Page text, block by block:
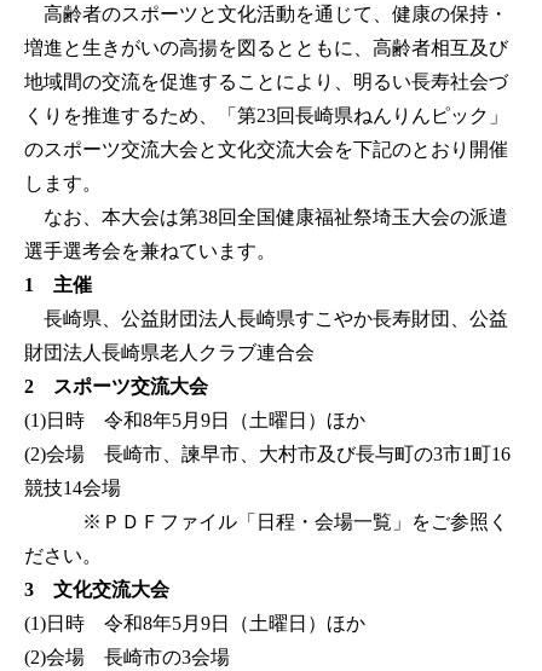
高齢者のスポーツと文化活動を通じて、健康の保持・
増進と生きがいの高揚を図るとともに、高齢者相互及び
地域間の交流を促進することにより、明るい長寿社会づ
くりを推進するため、「第23回長崎県ねんりんピック」
のスポーツ交流大会と文化交流大会を下記のとおり開催
します。
なお、本大会は第38回全国健康福祉祭埼玉大会の派遣
選手選考会を兼ねています。
1 主催
長崎県、公益財団法人長崎県すこやか長寿財団、公益
財団法人長崎県老人クラブ連合会
2 スポーツ交流大会
(1)日時 令和8年5月9日（土曜日）ほか
(2)会場 長崎市、諫早市、大村市及び長与町の3市1町16
競技14会場
※ＰＤＦファイル「日程・会場一覧」をご参照く
ださい。
3 文化交流大会
(1)日時 令和8年5月9日（土曜日）ほか
(2)会場 長崎市の3会場